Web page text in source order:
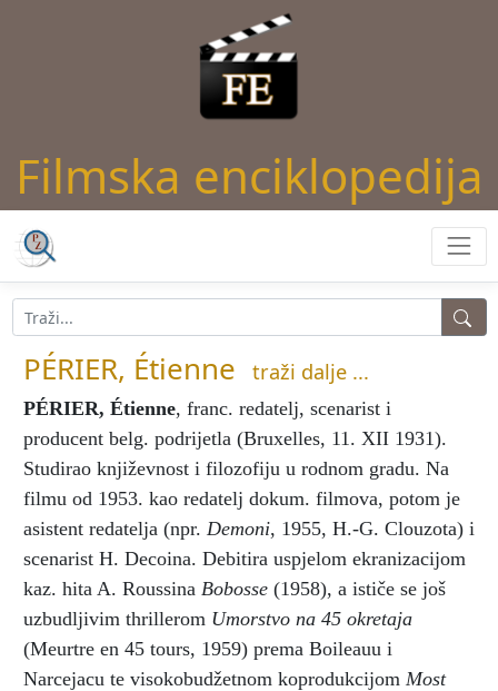
Filmska enciklopedija
PÉRIER, Étienne traži dalje ...
PÉRIER, Étienne, franc. redatelj, scenarist i
producent belg. podrijetla (Bruxelles, 11. XII 1931).
Studirao književnost i filozofiju u rodnom gradu. Na
filmu od 1953. kao redatelj dokum. filmova, potom je
asistent redatelja (npr. Demoni, 1955, H.-G. Clouzota) i
scenarist H. Decoina. Debitira uspjelom ekranizacijom
kaz. hita A. Roussina Bobosse (1958), a ističe se još
uzbudljivim thrillerom Umorstvo na 45 okretaja
(Meurtre en 45 tours, 1959) prema Boileauu i
Narcejacu te visokobudžetnom koprodukcijom Most